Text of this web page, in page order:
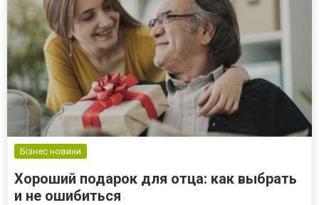
Бізнес новини
Хороший подарок для отца: как выбрать
и не ошибиться